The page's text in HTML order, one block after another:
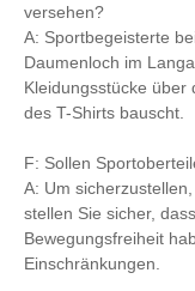
versehen?
A: Sportbegeisterte
Daumenloch im
Kleidungsstücke über
des T-Shirts bauscht.
F: Sollen
A: Um
stellen Sie sicher,
Bewegungsfreiheit
Einschränkungen.